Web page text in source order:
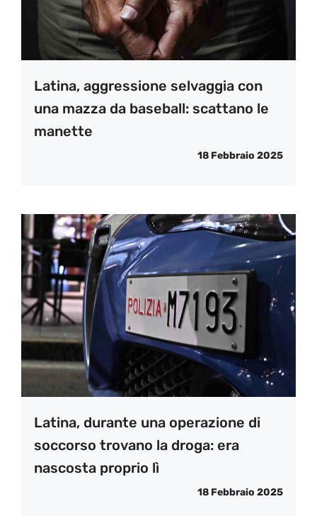
Latina, aggressione selvaggia con
una mazza da baseball: scattano le
manette
18 Febbraio 2025
Latina, durante una operazione di
soccorso trovano la droga: era
nascosta proprio lì
18 Febbraio 2025